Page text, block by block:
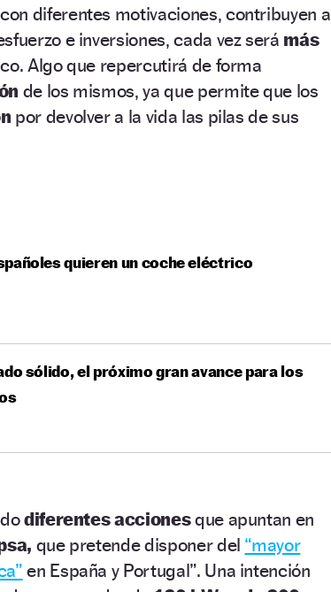
diferentes motivaciones, contribuyen a
e inversiones, cada vez será más
Algo que repercutirá de forma
de los mismos, ya que permite que los
por devolver a la vida las pilas de sus
quieren un coche eléctrico
sólido, el próximo gran avance para los
diferentes accionesque apuntan en
que pretende disponer del “mayor
en España y Portugal”. Una intención